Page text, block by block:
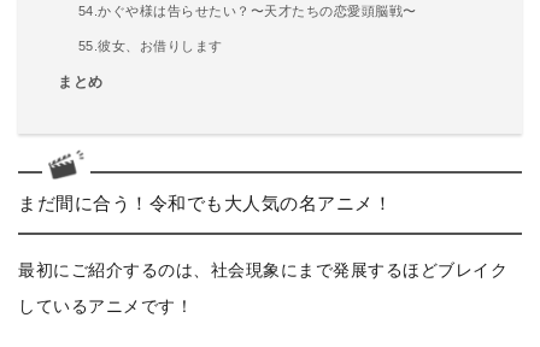
54.かぐや様は告らせたい？〜天才たちの恋愛頭脳戦〜
55.彼女、お借りします
まとめ
まだ間に合う！令和でも大人気の名アニメ！
最初にご紹介するのは、社会現象にまで発展するほどブレイク
しているアニメです！